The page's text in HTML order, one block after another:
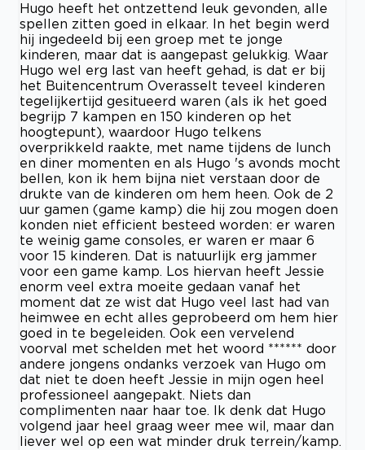
Hugo heeft het ontzettend leuk gevonden, alle
spellen zitten goed in elkaar. In het begin werd
hij ingedeeld bij een groep met te jonge
kinderen, maar dat is aangepast gelukkig. Waar
Hugo wel erg last van heeft gehad, is dat er bij
het Buitencentrum Overasselt teveel kinderen
tegelijkertijd gesitueerd waren (als ik het goed
begrijp 7 kampen en 150 kinderen op het
hoogtepunt), waardoor Hugo telkens
overprikkeld raakte, met name tijdens de lunch
en diner momenten en als Hugo 's avonds mocht
bellen, kon ik hem bijna niet verstaan door de
drukte van de kinderen om hem heen. Ook de 2
uur gamen (game kamp) die hij zou mogen doen
konden niet efficient besteed worden: er waren
te weinig game consoles, er waren er maar 6
voor 15 kinderen. Dat is natuurlijk erg jammer
voor een game kamp. Los hiervan heeft Jessie
enorm veel extra moeite gedaan vanaf het
moment dat ze wist dat Hugo veel last had van
heimwee en echt alles geprobeerd om hem hier
goed in te begeleiden. Ook een vervelend
voorval met schelden met het woord ****** door
andere jongens ondanks verzoek van Hugo om
dat niet te doen heeft Jessie in mijn ogen heel
professioneel aangepakt. Niets dan
complimenten naar haar toe. Ik denk dat Hugo
volgend jaar heel graag weer mee wil, maar dan
liever wel op een wat minder druk terrein/kamp.